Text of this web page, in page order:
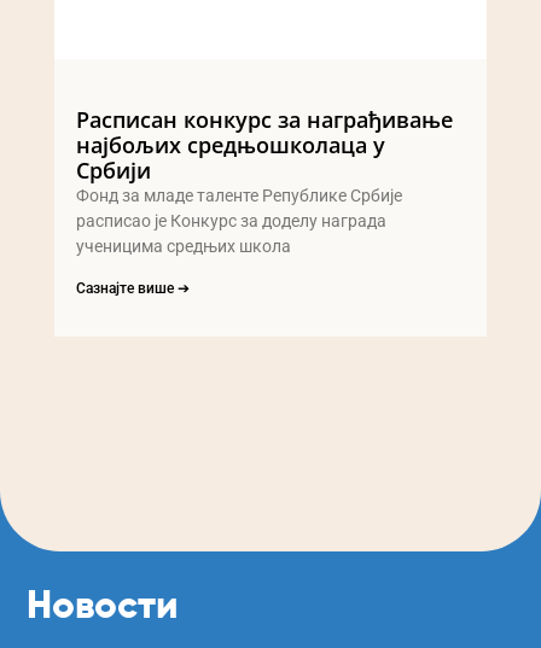
Расписан конкурс за награђивање
најбољих средњошколаца у
Србији
Фонд за младе таленте Републике Србије
расписао је Конкурс за доделу награда
ученицима средњих школа
Сазнајте више ➔
Новости